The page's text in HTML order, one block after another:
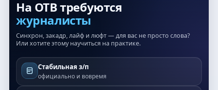
На ОТВ требуются
журналисты
Синхрон, закадр, лайф и люфт — для вас не просто слова?
Или хотите этому научиться на практике.
Стабильная з/п
официально и вовремя